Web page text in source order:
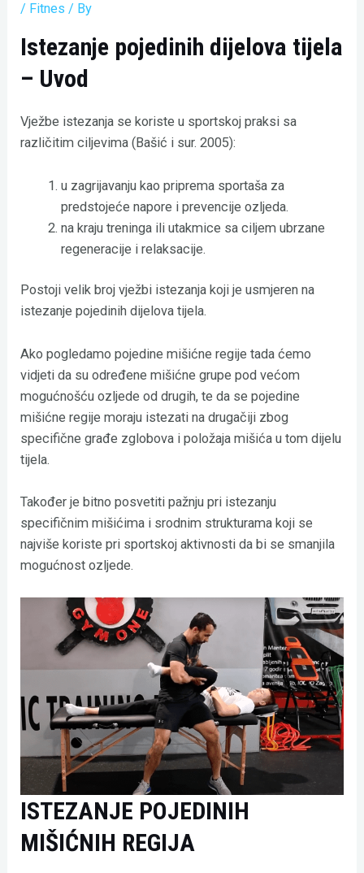
/ Fitnes / By
Istezanje pojedinih dijelova tijela
– Uvod
Vježbe istezanja se koriste u sportskoj praksi sa
različitim ciljevima (Bašić i sur. 2005):
u zagrijavanju kao priprema sportaša za
predstojeće napore i prevencije ozljeda.
na kraju treninga ili utakmice sa ciljem ubrzane
regeneracije i relaksacije.
Postoji velik broj vježbi istezanja koji je usmjeren na
istezanje pojedinih dijelova tijela.
Ako pogledamo pojedine mišićne regije tada ćemo
vidjeti da su određene mišićne grupe pod većom
mogućnošću ozljede od drugih, te da se pojedine
mišićne regije moraju istezati na drugačiji zbog
specifične građe zglobova i položaja mišića u tom dijelu
tijela.
Također je bitno posvetiti pažnju pri istezanju
specifičnim mišićima i srodnim strukturama koji se
najviše koriste pri sportskoj aktivnosti da bi se smanjila
mogućnost ozljede.
ISTEZANJE POJEDINIH
MIŠIĆNIH REGIJA